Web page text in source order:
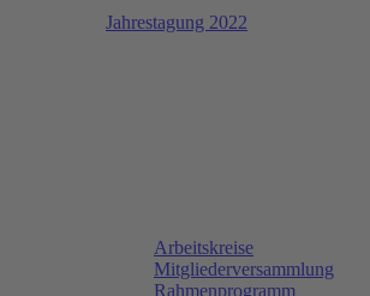
Jahrestagung 2022
Arbeitskreise
Mitgliederversammlung
Rahmenprogramm